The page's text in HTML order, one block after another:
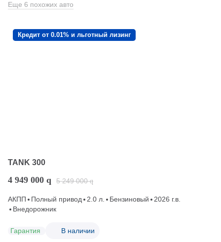
Еще 6 похожих авто
Кредит от 0.01% и льготный лизинг
TANK 300
4 949 000 q 5 249 000 q
АКПП Полный привод 2.0 л. Бензиновый
2026 г.в.
Внедорожник
Гарантия В наличии